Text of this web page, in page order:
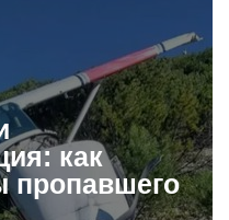
как
пропавшего